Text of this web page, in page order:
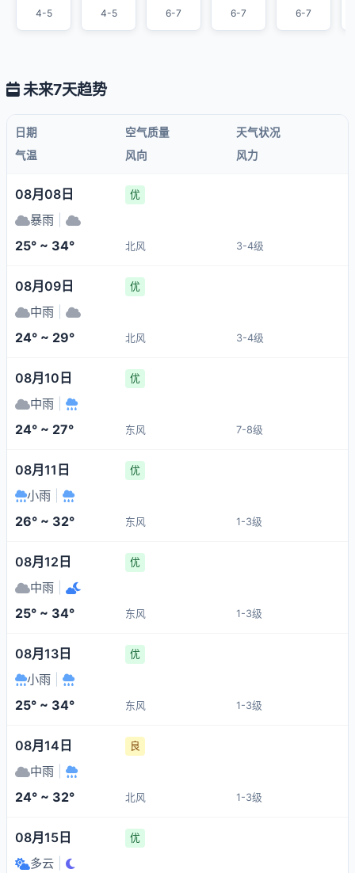
4-5 4-5 6-7 6-7 6-7
未来7天趋势
日期 空气质量
天气状况
气温
风向 风力
08月08日 优
暴雨
25° ~ 34° 北风 3-4级
08月09日 优
中雨
24° ~ 29° 北风 3-4级
08月10日 优
中雨
24° ~ 27° 东风 7-8级
08月11日 优
小雨
26° ~ 32° 东风 1-3级
08月12日 优
中雨
25° ~ 34° 东风 1-3级
08月13日 优
小雨
25° ~ 34° 东风 1-3级
08月14日 良
中雨
24° ~ 32° 北风 1-3级
08月15日 优
多云